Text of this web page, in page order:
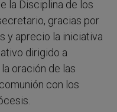
la Disciplina de los
gracias por
y aprecio la iniciativa
dirigido a
oración de las
con los